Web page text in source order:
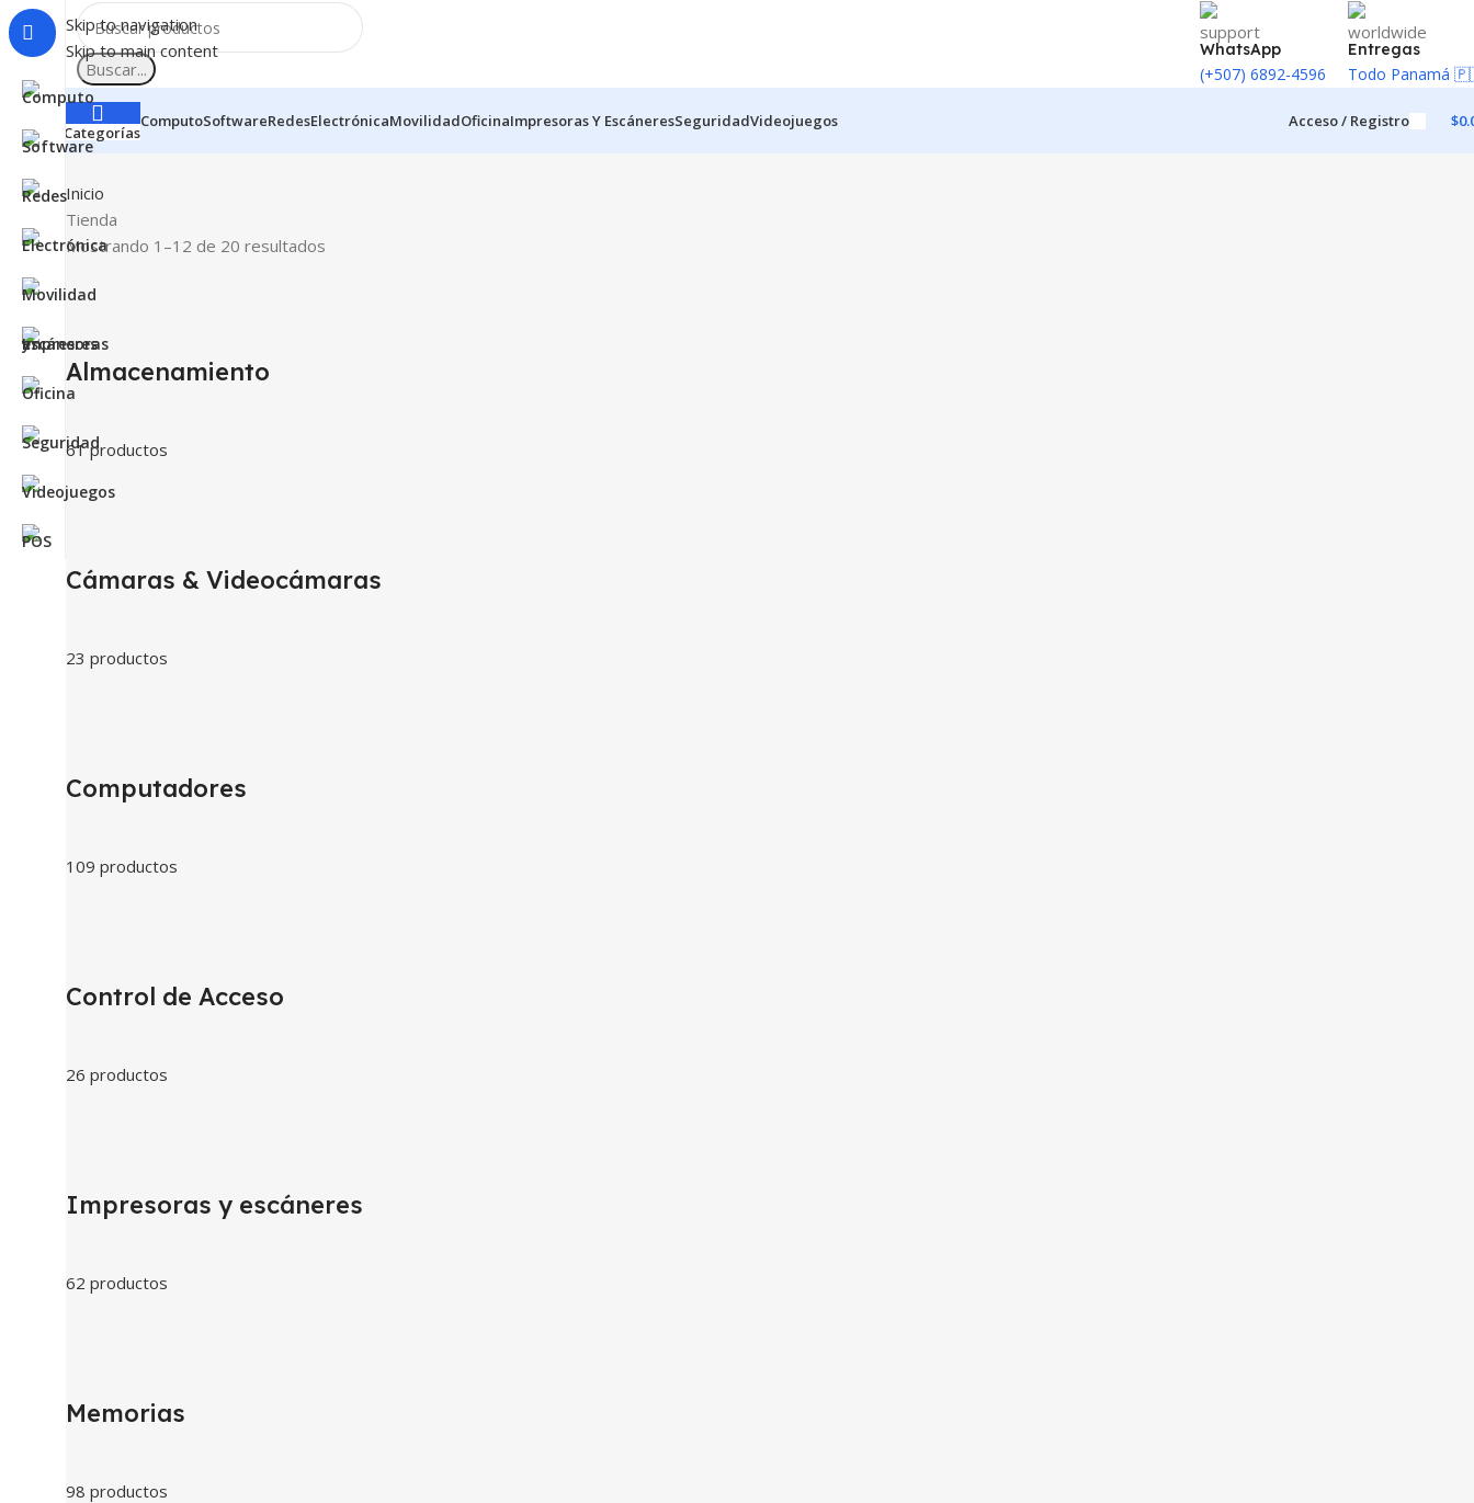
Skip to navigation
Skip to main content
Buscar...
WhatsApp
(+507) 6892-4596
Entregas
Todo Panamá
Categorías
ComputoSoftwareRedesElectrónicaMovilidadOficinaImpresoras Y EscáneresSeguridadVideojuegos Acceso / Registro $
Inicio
Tienda
Mostrando 1–12 de 20 resultados
Almacenamiento
61 productos
Cámaras & Videocámaras
23 productos
Computadores
109 productos
Control de Acceso
26 productos
Impresoras y escáneres
62 productos
Memorias
98 productos